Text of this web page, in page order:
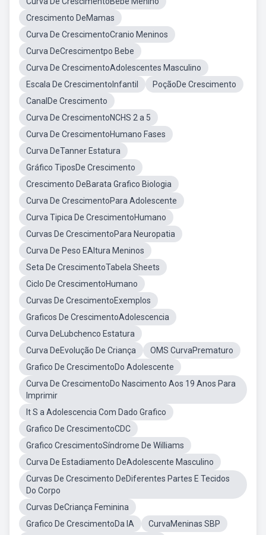
Crescimento DeMamas
Curva De CrescimentoCranio Meninos
Curva DeCrescimentpo Bebe
Curva De CrescimentoAdolescentes Masculino
Escala De CrescimentoInfantil
PoçãoDe Crescimento
CanalDe Crescimento
Curva De CrescimentoNCHS 2 a 5
Curva De CrescimentoHumano Fases
Curva DeTanner Estatura
Gráfico TiposDe Crescimento
Crescimento DeBarata Grafico Biologia
Curva De CrescimentoPara Adolescente
Curva Tipica De CrescimentoHumano
Curvas De CrescimentoPara Neuropatia
Curva De Peso EAltura Meninos
Seta De CrescimentoTabela Sheets
Ciclo De CrescimentoHumano
Curvas De CrescimentoExemplos
Graficos De CrescimentoAdolescencia
Curva DeLubchenco Estatura
Curva DeEvolução De Criança
OMS CurvaPrematuro
Grafico De CrescimentoDo Adolescente
Curva De CrescimentoDo Nascimento Aos 19 Anos Para
Imprimir
It S a Adolescencia Com Dado Grafico
Grafico De CrescimentoCDC
Grafico CrescimentoSíndrome De Williams
Curva De Estadiamento DeAdolescente Masculino
Curvas De Crescimento DeDiferentes Partes E Tecidos
Do Corpo
Curvas DeCriança Feminina
Grafico De CrescimentoDa IA
CurvaMeninas SBP